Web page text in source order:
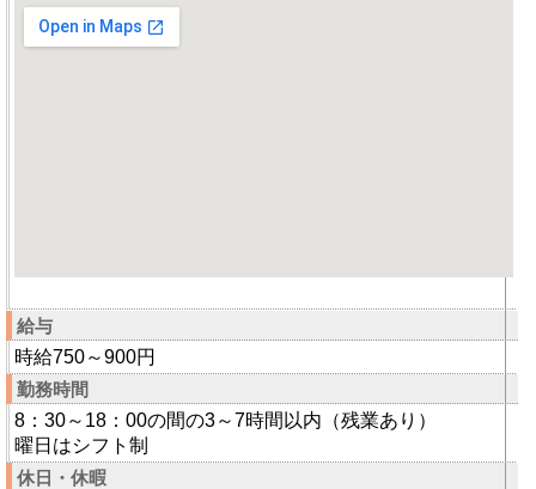
給与
時給750～900円
勤務時間
8：30～18：00の間の3～7時間以内（残業あり）
曜日はシフト制
休日・休暇